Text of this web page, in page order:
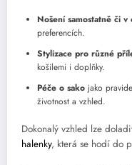
Nošení samostatně či v
preferencích.
Stylizace pro různé
košilemi i doplňky.
Péče o sako jako
životnost a vzhled.
Dokonalý vzhled lze
halenky, která se hodí do